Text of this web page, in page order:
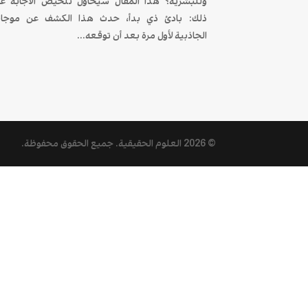
ذلك: بادئ ذي بدأ، حدث هذا الكشف عن
الجاذبية لأول مرة بعد أن توقعه...
© 2026 العلوم الحقيقية. جميع الحقوق محفوظة.